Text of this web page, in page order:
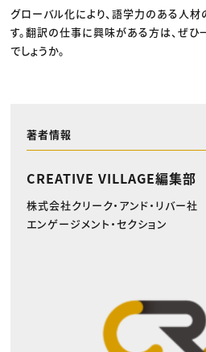
グローバル化により、語学力のある人
す。翻訳の仕事に興味がある方は、ぜ
でしょうか。
著者情報
CREATIVE VILLAGE編集部
株式会社クリーク・アンド・リバー社
エンゲージメント・セクション